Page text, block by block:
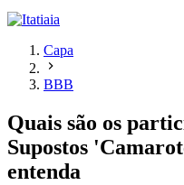
Capa
BBB
Quais são os
Supostos
entenda